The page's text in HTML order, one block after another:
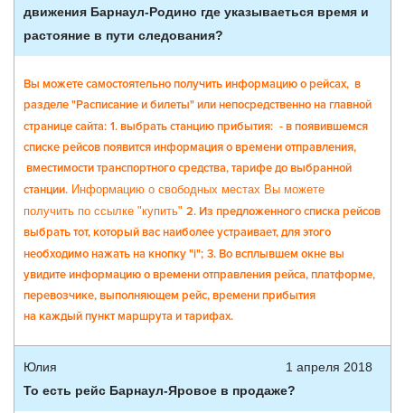
движения Барнаул-Родино где указываеться время и
растояние в пути следования?
Вы можете самостоятельно получить информацию о рейсах, в
разделе "Расписание и билеты" или непосредственно на главной
странице сайта: 1. выбрать станцию прибытия: - в появившемся
списке рейсов появится информация о времени отправления,
вместимости транспортного средства, тарифе до выбранной
станции. Информацию о свободных местах Вы можете
получить по ссылке "купить" 2. Из предложенного списка рейсов
выбрать тот, который вас наиболее устраивает, для этого
необходимо нажать на кнопку "i"; 3. Во всплывшем окне вы
увидите информацию о времени отправления рейса, платформе,
перевозчике, выполняющем рейс, времени прибытия
на каждый пункт маршрута и тарифах.
Юлия
1 апреля 2018
То есть рейс Барнаул-Яровое в продаже?